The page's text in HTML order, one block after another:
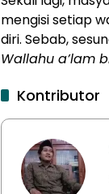
mengisi setiap
diri. Sebab,
Wallahu a’lam
Kontributor